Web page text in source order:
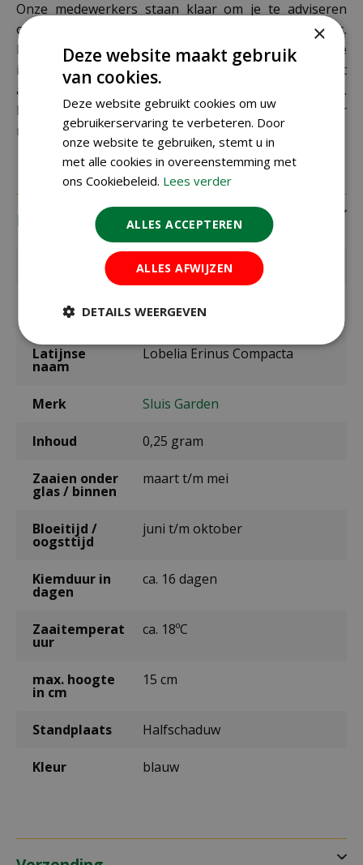
Onze medewerkers staan klaar om je te adviseren
over de beste combinaties met andere zomerbloeiers.
Kom langs in een van onze vestigingen en laat je
inspireren door ons uitgebreide assortiment. Je vindt
al onze locaties opde website van De Oosteinde .
Maak je tuin of balkon deze zomer extra bijzonder
met deze schitterende blauwe Lobelia!
Eigenschappen
8711441157650
leverancier
Latijnse
naam
Lobelia Erinus Compacta
Merk Sluis Garden
Inhoud 0,25 gram
Zaaien onder
glas / binnen
maart t/m mei
Bloeitijd /
oogsttijd
juni t/m oktober
Kiemduur in
dagen
ca. 16 dagen
Zaaitemperat
uur
ca. 18ºC
max. hoogte
in cm
15 cm
Standplaats Halfschaduw
Kleur blauw
×
Deze website maakt gebruik
van cookies.
Deze website gebruikt cookies om uw
gebruikerservaring te verbeteren. Door
onze website te gebruiken, stemt u in
met alle cookies in overeenstemming met
ons Cookiebeleid. Lees verder
ALLES ACCEPTEREN
ALLES AFWIJZEN
DETAILS WEERGEVEN